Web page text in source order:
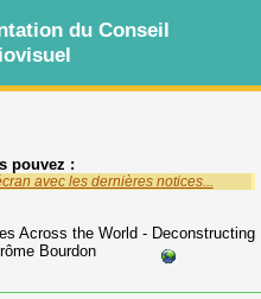
pouvez :
avec les dernières notices...
Across the World - Deconstructing
Bourdon
du Conseil